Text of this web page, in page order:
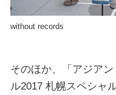
without records
そのほか、「アジア
ル2017 札幌スペシャ